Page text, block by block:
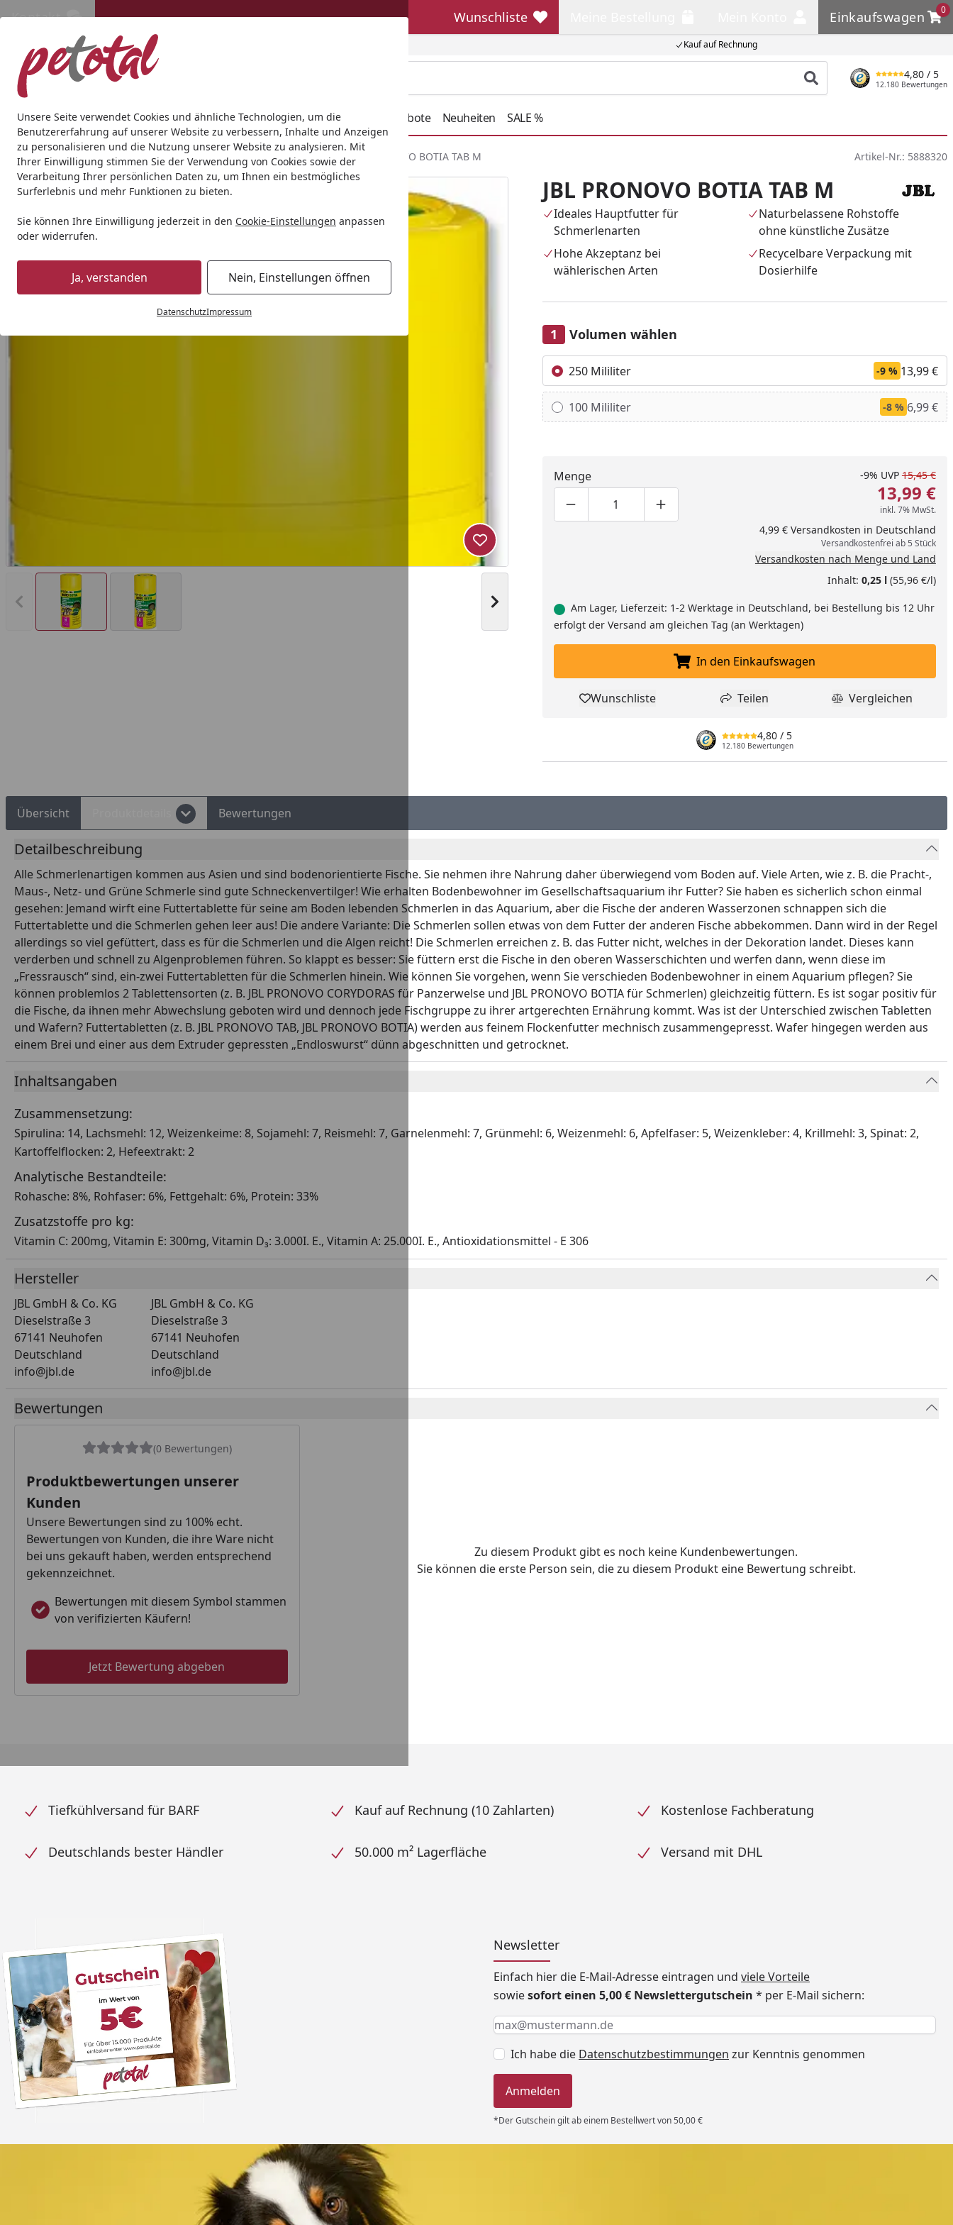
Unsere Seite verwendet Cookies und ähnliche Technologien, um die
Benutzererfahrung auf unserer Website zu verbessern, Inhalte und Anzeigen
zu personalisieren und die Nutzung unserer Website zu analysieren. Mit
Ihrer Einwilligung stimmen Sie der Verwendung von Cookies sowie der
Verarbeitung Ihrer persönlichen Daten zu, um Ihnen ein bestmögliches
Surferlebnis und mehr Funktionen zu bieten.
Sie können Ihre Einwilligung jederzeit in den Cookie-Einstellungen anpassen
oder widerrufen.
Ja, verstanden Nein, Einstellungen öffnen
DatenschutzImpressum
Kauf auf Rechnung
Kontakt Wunschliste
Wunschliste Einkaufswagen
0
Einkaufswagen
Produkt suchen
4,80 / 5
12.180 Bewertungen
Hund Katze Aquaristik Teich Andere Tierarten Geschenkideen Angebote Neuheiten SALE %
Startseite
Aquaristik Fischfutter & Garnelenfutter Süßwasseraquaristik JBL PRONOVO BOTIA TAB M Artikel-Nr.: 5888320
Vorheriges Bild anzeigen Nächstes Bild anzeigen
BALD VERGRIFFEN
Produkt zur Wunschliste hinzufügen
JBL PRONOVO BOTIA TAB M
Ideales Hauptfutter für
Schmerlenarten
Naturbelassene Rohstoffe
ohne künstliche Zusätze
Hohe Akzeptanz bei
wählerischen Arten
Recycelbare Verpackung mit
Dosierhilfe
Volumen wählen
Alle anzeigen (2)
250 Mililiter -9 % 13,99 €
100 Mililiter -8 % 6,99 €
Menge
Produktmenge um eins verringern
Produktmenge manuell eingeben
Produktmenge um eins erhöhen
-9% UVP 15,45 €
13,99 €
inkl. 7% MwSt.
4,99 € Versandkosten in Deutschland
Versandkostenfrei ab 5 Stück
Versandkosten nach Menge und Land
Inhalt: 0,25 l(55,96 €/l)
Am Lager, Lieferzeit: 1-2 Werktage in Deutschland, bei Bestellung bis 12 Uhr
erfolgt der Versand am gleichen Tag (an Werktagen)
In den Einkaufswagen legen
In den Einkaufswagen
Produkt zur Wunschliste hinzufügen
Wunschliste Teilen
Teilen Produkt
Vergleichen
4,80 / 5
12.180 Bewertungen
Übersicht Bewertungen
Detailbeschreibung
Alle Schmerlenartigen kommen aus Asien und sind bodenorientierte Fische. Sie nehmen ihre Nahrung daher überwiegend vom Boden auf. Viele Arten, wie z. B. die Pracht-,
Maus-, Netz- und Grüne Schmerle sind gute Schneckenvertilger! Wie erhalten Bodenbewohner im Gesellschaftsaquarium ihr Futter? Sie haben es sicherlich schon einmal
gesehen: Jemand wirft eine Futtertablette für seine am Boden lebenden Schmerlen in das Aquarium, aber die Fische der anderen Wasserzonen schnappen sich die
Futtertablette und die Schmerlen gehen leer aus! Die andere Variante: Die Schmerlen sollen etwas von dem Futter der anderen Fische abbekommen. Dann wird in der Regel
allerdings so viel gefüttert, dass es für die Schmerlen und die Algen reicht! Die Schmerlen erreichen z. B. das Futter nicht, welches in der Dekoration landet. Dieses kann
verderben und schnell zu Algenproblemen führen. So klappt es besser: Sie füttern erst die Fische in den oberen Wasserschichten und werfen dann, wenn diese im
„Fressrausch“ sind, ein-zwei Futtertabletten für die Schmerlen hinein. Wie können Sie vorgehen, wenn Sie verschieden Bodenbewohner in einem Aquarium pflegen? Sie
können problemlos 2 Tablettensorten (z. B. JBL PRONOVO CORYDORAS für Panzerwelse und JBL PRONOVO BOTIA für Schmerlen) gleichzeitig füttern. Es ist sogar positiv für
die Fische, da ihnen mehr Abwechslung geboten wird und dennoch jede Fischgruppe zu ihrer artgerechten Ernährung kommt. Was ist der Unterschied zwischen Tabletten
und Wafern? Futtertabletten (z. B. JBL PRONOVO TAB, JBL PRONOVO BOTIA) werden aus feinem Flockenfutter mechnisch zusammengepresst. Wafer hingegen werden aus
einem Brei und einer aus dem Extruder gepressten „Endloswurst“ dünn abgeschnitten und getrocknet.
Inhaltsangaben
Zusammensetzung:
Spirulina: 14, Lachsmehl: 12, Weizenkeime: 8, Sojamehl: 7, Reismehl: 7, Garnelenmehl: 7, Grünmehl: 6, Weizenmehl: 6, Apfelfaser: 5, Weizenkleber: 4, Krillmehl: 3, Spinat: 2,
Kartoffelflocken: 2, Hefeextrakt: 2
Analytische Bestandteile:
Rohasche: 8%, Rohfaser: 6%, Fettgehalt: 6%, Protein: 33%
Zusatzstoffe pro kg:
Vitamin C: 200mg, Vitamin E: 300mg, Vitamin D₃: 3.000I. E., Vitamin A: 25.000I. E., Antioxidationsmittel - E 306
Hersteller
JBL GmbH & Co. KG
Dieselstraße 3
67141 Neuhofen
Deutschland
info@jbl.de
JBL GmbH & Co. KG
Dieselstraße 3
67141 Neuhofen
Deutschland
info@jbl.de
Bewertungen
(0 Bewertungen)
Produktbewertungen unserer
Kunden
Unsere Bewertungen sind zu 100% echt.
Bewertungen von Kunden, die ihre Ware nicht
bei uns gekauft haben, werden entsprechend
gekennzeichnet.
Bewertungen mit diesem Symbol stammen
von verifizierten Käufern!
Jetzt Bewertung abgeben
Zu diesem Produkt gibt es noch keine Kundenbewertungen.
Sie können die erste Person sein, die zu diesem Produkt eine Bewertung schreibt.
Tiefkühlversand für BARF Kauf auf Rechnung (10 Zahlarten) Kostenlose Fachberatung
Deutschlands bester Händler 50.000 m² Lagerfläche Versand mit DHL
Newsletter
Einfach hier die E-Mail-Adresse eintragen und viele Vorteile
sowiesofort einen 5,00 € Newslettergutschein * per E-Mail sichern:
Keine Eingabe erforderlich
Eingabe erforderlich
E-Mail *
Ich habe die Datenschutzbestimmungen zur Kenntnis genommen
Anmelden
*Der Gutschein gilt ab einem Bestellwert von 50,00 €